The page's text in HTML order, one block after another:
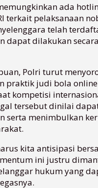
ada
terkait pelaksanaan
telah
dapat dilakukan
Polri turut
praktik judi bola
kompetisi
tersebut dinilai
serta menimbulkan
kita antisipasi
ini justru
hukum yang